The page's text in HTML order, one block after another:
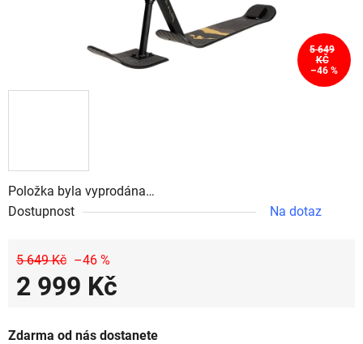
Položka byla vyprodána…
Dostupnost
Na dotaz
5 649 Kč –46 %
2 999 Kč
Zdarma od nás dostanete
5 649
KČ
–46 %